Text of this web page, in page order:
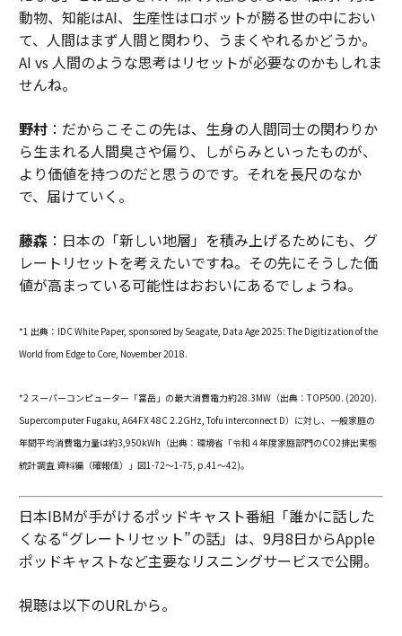
動物、知能はAI、生産性はロボットが勝る世の中におい
て、人間はまず人間と関わり、うまくやれるかどうか。
AI vs 人間のような思考はリセットが必要なのかもしれま
せんね。
野村：だからこそこの先は、生身の人間同士の関わりか
ら生まれる人間臭さや偏り、しがらみといったものが、
より価値を持つのだと思うのです。それを長尺のなか
で、届けていく。
藤森：日本の「新しい地層」を積み上げるためにも、グ
レートリセットを考えたいですね。その先にそうした価
値が高まっている可能性はおおいにあるでしょうね。
*1 出典：IDC White Paper, sponsored by Seagate, Data Age 2025: The Digitization of the
World from Edge to Core, November 2018.
*2 スーパーコンピューター「富岳」の最大消費電力約28.3MW（出典：TOP500. (2020).
Supercomputer Fugaku, A64FX 48C 2.2GHz, Tofu interconnect D）に対し、一般家庭の
年間平均消費電力量は約3,950kWh（出典：環境省「令和４年度家庭部門のCO2排出実態
統計調査 資料編（確報値）」図1-72～1-75, p.41～42)。
日本IBMが手がけるポッドキャスト番組「誰かに話した
くなる“グレートリセット”の話」は、9月8日からApple
ポッドキャストなど主要なリスニングサービスで公開。
視聴は以下のURLから。